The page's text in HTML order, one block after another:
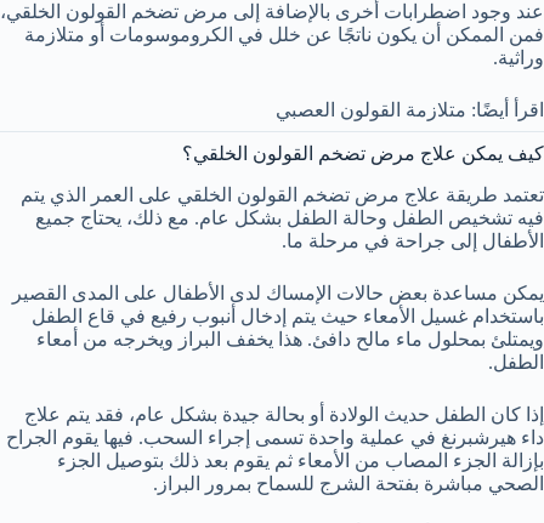
عند وجود اضطرابات أخرى بالإضافة إلى مرض تضخم القولون الخلقي،
فمن الممكن أن يكون ناتجًا عن خلل في الكروموسومات أو متلازمة
وراثية.
اقرأ أيضًا: متلازمة القولون العصبي
كيف يمكن علاج مرض تضخم القولون الخلقي؟
تعتمد طريقة علاج مرض تضخم القولون الخلقي على العمر الذي يتم
فيه تشخيص الطفل وحالة الطفل بشكل عام. مع ذلك، يحتاج جميع
الأطفال إلى جراحة في مرحلة ما.
يمكن مساعدة بعض حالات الإمساك لدى الأطفال على المدى القصير
باستخدام غسيل الأمعاء حيث يتم إدخال أنبوب رفيع في قاع الطفل
ويمتلئ بمحلول ماء مالح دافئ. هذا يخفف البراز ويخرجه من أمعاء
الطفل.
إذا كان الطفل حديث الولادة أو بحالة جيدة بشكل عام، فقد يتم علاج
داء هيرشبرنغ في عملية واحدة تسمى إجراء السحب. فيها يقوم الجراح
بإزالة الجزء المصاب من الأمعاء ثم يقوم بعد ذلك بتوصيل الجزء
الصحي مباشرة بفتحة الشرج للسماح بمرور البراز.